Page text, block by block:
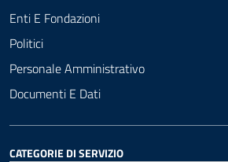
Enti E Fondazioni
Politici
Personale Amministrativo
Documenti E Dati
CATEGORIE DI SERVIZIO